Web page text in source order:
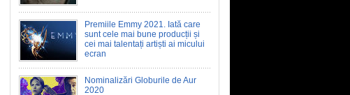
Premiile Emmy 2021. Iată care
sunt cele mai bune producții și
cei mai talentați artiști ai micului
ecran
Nominalizări Globurile de Aur
2020